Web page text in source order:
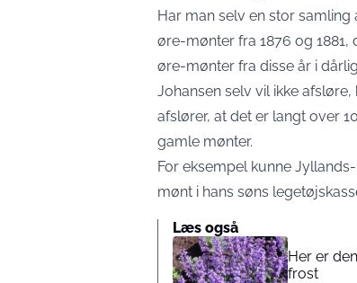
Har man selv en stor
øre-mønter fra 1876 og
øre-mønter fra disse år i
Johansen selv vil ikke
afslører, at det er langt over
gamle mønter.
For eksempel kunne
mønt i hans søns
Læs også
Her er
frost